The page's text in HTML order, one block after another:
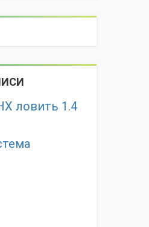
ловить 1.4